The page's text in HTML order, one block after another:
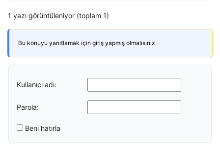
1 yazı görüntüleniyor (toplam 1)
Bu konuyu yanıtlamak için giriş yapmış olmalısınız.
Kullanıcı adı:
Parola:
Beni hatırla